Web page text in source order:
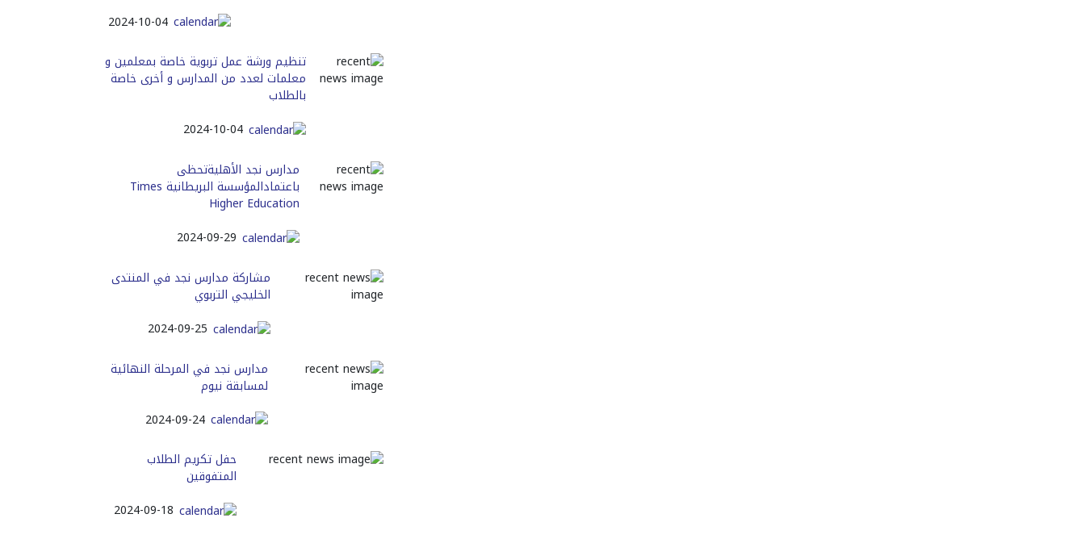
2024-10-04
تنظيم ورشة عمل تربوية خاصة بمعلمين و
معلمات لعدد من المدارس و أخرى خاصة
بالطلاب
2024-10-04
مدارس نجد الأهليةتحظى
باعتمادالمؤسسة البريطانية Times
Higher Education
2024-09-29
مشاركة مدارس نجد في المنتدى
الخليجي التربوي
2024-09-25
مدارس نجد في المرحلة النهائية
لمسابقة نيوم
2024-09-24
حفل تكريم الطلاب
المتفوقين
2024-09-18